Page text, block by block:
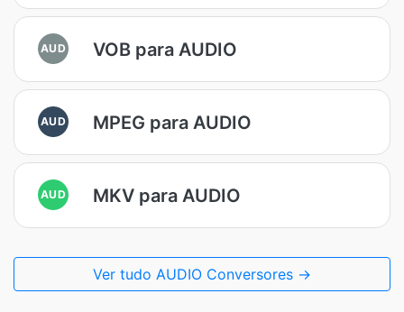
AUD VOB para AUDIO
AUD MPEG para AUDIO
AUD MKV para AUDIO
Ver tudo AUDIO Conversores →